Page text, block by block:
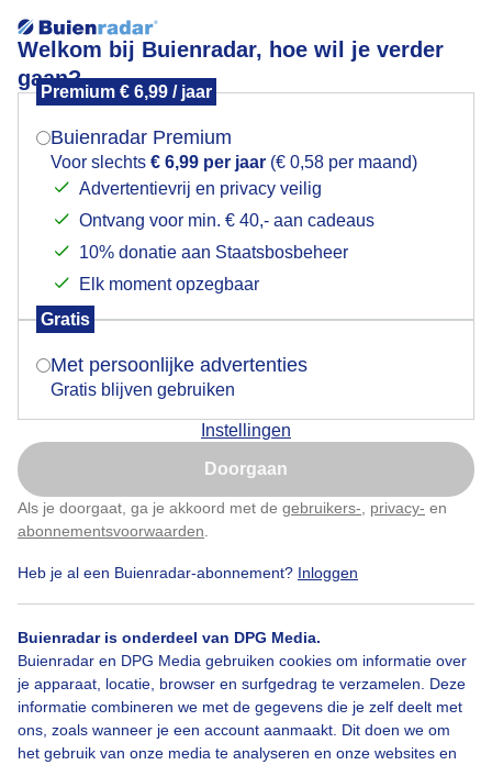
Welkom bij Buienradar, hoe wil je verder
gaan?
Premium € 6,99 / jaar
Buienradar Premium
Voor slechts € 6,99 per jaar (€ 0,58 per maand)
Advertentievrij en privacy veilig
Ontvang voor min. € 40,- aan cadeaus
10% donatie aan Staatsbosbeheer
Elk moment opzegbaar
Gratis
Met persoonlijke advertenties
Gratis blijven gebruiken
Instellingen
Doorgaan
Als je doorgaat, ga je akkoord met de gebruikers- privacy- en
abonnementsvoorwaarden
Heb je al een Buienradar-abonnement? Inloggen
Buienradar is onderdeel van DPG Media.
Buienradar en DPG Media gebruiken cookies om informatie over
je apparaat, locatie, browser en surfgedrag te verzamelen. Deze
informatie combineren we met de gegevens die je zelf deelt met
ons, zoals wanneer je een account aanmaakt. Dit doen we om
het gebruik van onze media te analyseren en onze websites en
Foto weer Son en Breugel Vince Verhaegh
Mogen we je locatie gebruiken voor het
Indien je hier nog geen akkoord op hebt gegeven,
verschijnt er zo een pop-up uit je browser waarin
Is goed, toon de popup
Nu niet, misschien later
Klik hierom dit aan te passen